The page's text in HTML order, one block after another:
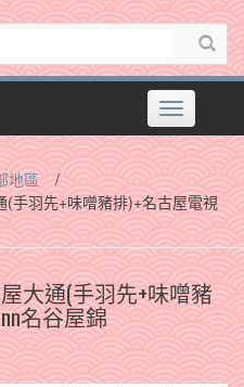
Toggle
navigation
地區
/
手羽先+味噌豬排)+名古屋電視
大通(手羽先+味噌豬
名谷屋錦